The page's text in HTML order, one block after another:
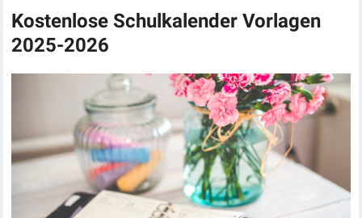
Kostenlose Schulkalender Vorlagen
2025-2026